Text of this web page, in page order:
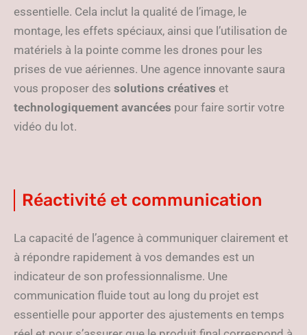
essentielle. Cela inclut la qualité de l’image, le
montage, les effets spéciaux, ainsi que l’utilisation de
matériels à la pointe comme les drones pour les
prises de vue aériennes. Une agence innovante saura
vous proposer des solutions créatives et
technologiquement avancées pour faire sortir votre
vidéo du lot.
Réactivité et communication
La capacité de l’agence à communiquer clairement et
à répondre rapidement à vos demandes est un
indicateur de son professionnalisme. Une
communication fluide tout au long du projet est
essentielle pour apporter des ajustements en temps